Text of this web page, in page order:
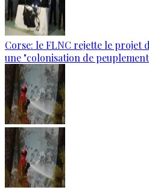
Corse: le FLNC rejette le projet
une "colonisation de